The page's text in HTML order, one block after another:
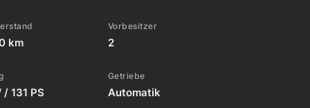
km
Vorbesitzer
2
131 PS
Getriebe
Automatik